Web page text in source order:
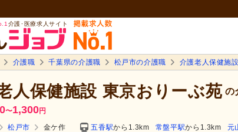
介護･医療求人サイト
介護職 千葉県の介護職 松戸市の介護職 介護老人保健施
人保健施設 東京おりーぶ苑 の
〜1,300円
松戸市 金ケ作 五香駅から1.3km 常盤平駅から1.3km 元